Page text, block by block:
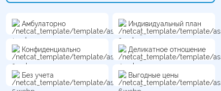
Амбулаторно Индивидуальный план
Конфиденциально Деликатное отношение
Без учета Выгодные цены